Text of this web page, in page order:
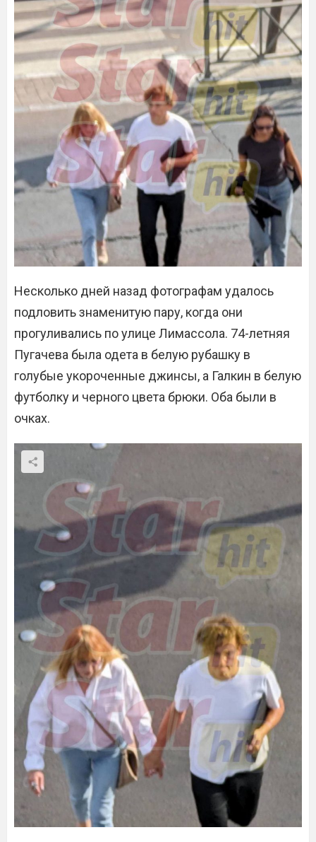
Несколько дней назад фотографам удалось
подловить знаменитую пару, когда они
прогуливались по улице Лимассола. 74-летняя
Пугачева была одета в белую рубашку в
голубые укороченные джинсы, а Галкин в белую
футболку и черного цвета брюки. Оба были в
очках.